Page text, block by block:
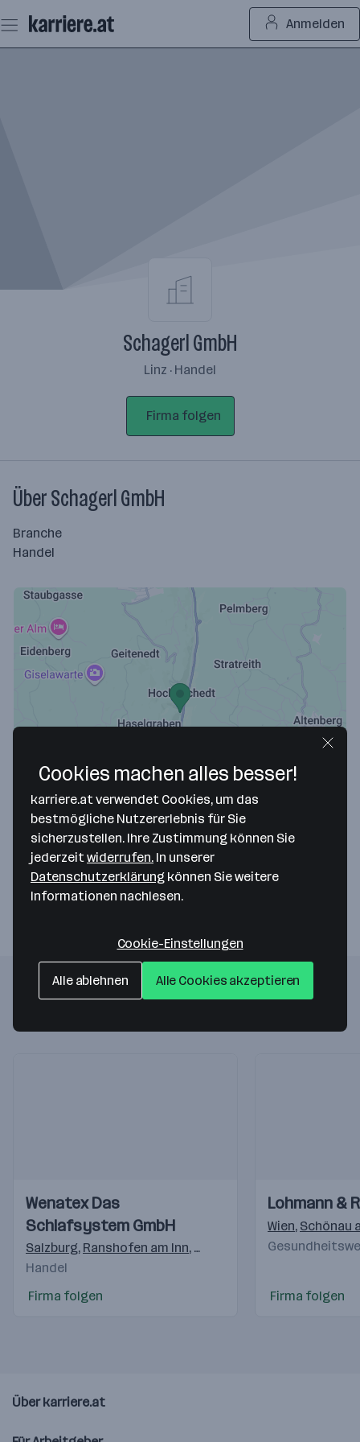
Seiteninhalt
springen
Anmelden
Schagerl GmbH
Linz · Handel
Firma folgen
Über Schagerl GmbH
Branche
Handel
Schagerl GmbH
Hochbuchedt 1
4040 Linz— Route berechnen
Webseite
Folgende Firmen könnten dich auch
interessieren
Videos
Einblicke
Einblicke
Wenatex Das
Schlafsystem GmbH
Salzburg, Ranshofen am Inn, Freilassing Langenhagen,
Handel
Firma folgen
Videos
Einblicke
Einblicke
Lohmann &
Wien, Schönau
Firma folgen
Über karriere.at
Cookies machen alles besser!
karriere.at verwendet Cookies, um das
bestmögliche Nutzererlebnis für Sie
sicherzustellen. Ihre Zustimmung können Sie
jederzeit widerrufen. In unserer
Datenschutzerklärung können Sie weitere
Informationen nachlesen.
Cookie-Einstellungen
Alle ablehnen Alle Cookies akzeptieren